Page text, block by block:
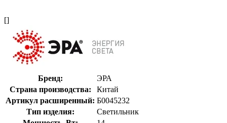
[]
Бренд:
ЭРА
Страна производства:
Китай
Артикул расширенный: Б0045232
Тип изделия:
Светильник